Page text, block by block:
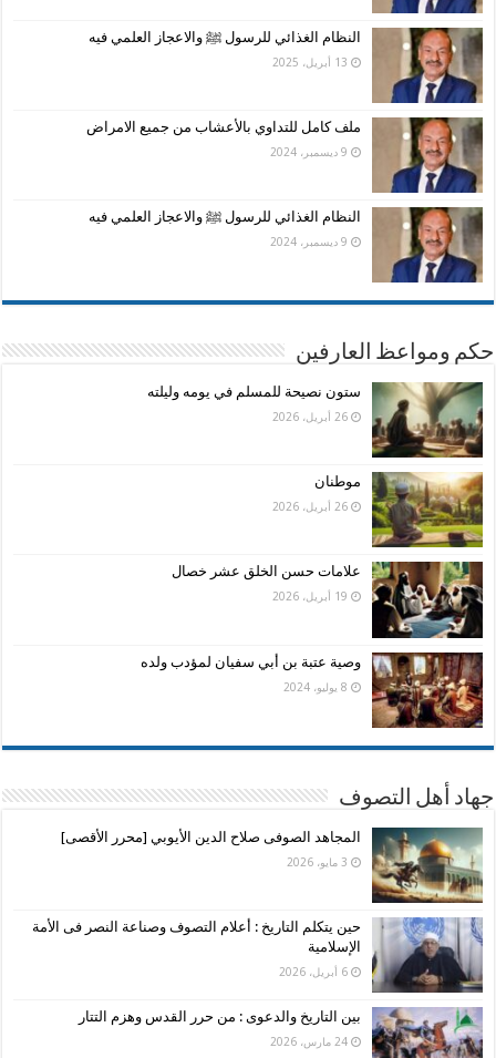
النظام الغذائي للرسول ﷺ والاعجاز العلمي فيه
13 أبريل، 2025
ملف كامل للتداوي بالأعشاب من جميع الامراض
9 ديسمبر، 2024
النظام الغذائي للرسول ﷺ والاعجاز العلمي فيه
9 ديسمبر، 2024
حكم ومواعظ العارفين
ستون نصيحة للمسلم في يومه وليلته
26 أبريل، 2026
موطنان
26 أبريل، 2026
علامات حسن الخلق عشر خصال
19 أبريل، 2026
وصية عتبة بن أبي سفيان لمؤدب ولده
8 يوليو، 2024
جهاد أهل التصوف
المجاهد الصوفى صلاح الدين الأيوبي [محرر الأقصى]
3 مايو، 2026
حين يتكلم التاريخ : أعلام التصوف وصناعة النصر فى الأمة
الإسلامية
6 أبريل، 2026
بين التاريخ والدعوى : من حرر القدس وهزم التتار
24 مارس، 2026